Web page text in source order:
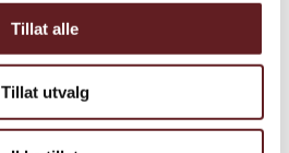
Tillat alle
Tillat utvalg